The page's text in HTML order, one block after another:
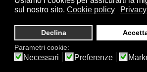
sul nostro sito. Cookie policy
Declina
Parametri cookie:
Necessari Preferenze